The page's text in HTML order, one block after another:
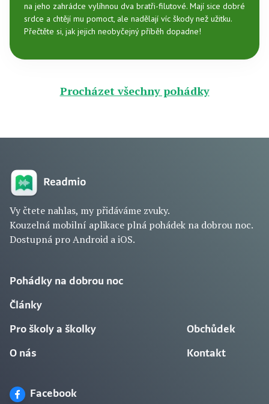
na jeho zahrádce vylíhnou dva bratři-filutové. Mají sice dobré
srdce a chtějí mu pomoct, ale nadělají víc škody než užitku.
Přečtěte si, jak jejich neobyčejný příběh dopadne!
Procházet všechny pohádky
Vy čtete nahlas, my přidáváme zvuky.
Kouzelná mobilní aplikace plná pohádek na dobrou noc.
Dostupná pro Android a iOS.
Pohádky na dobrou noc
Články
Pro školy a školky
O nás
Obchůdek
Kontakt
Facebook